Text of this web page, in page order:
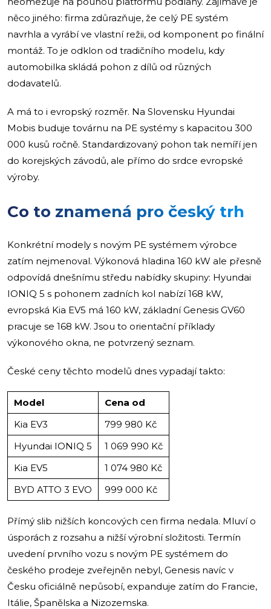
něco jiného: firma zdůrazňuje, že celý PE systém
navrhla a vyrábí ve vlastní režii, od komponent po finální
montáž. To je odklon od tradičního modelu, kdy
automobilka skládá pohon z dílů od různých
dodavatelů.
A má to i evropský rozměr. Na Slovensku Hyundai
Mobis buduje továrnu na PE systémy s kapacitou 300
000 kusů ročně. Standardizovaný pohon tak nemíří jen
do korejských závodů, ale přímo do srdce evropské
výroby.
Co to znamená pro český trh
Konkrétní modely s novým PE systémem výrobce
zatím nejmenoval. Výkonová hladina 160 kW ale přesně
odpovídá dnešnímu středu nabídky skupiny: Hyundai
IONIQ 5 s pohonem zadních kol nabízí 168 kW,
evropská Kia EV5 má 160 kW, základní Genesis GV60
pracuje se 168 kW. Jsou to orientační příklady
výkonového okna, ne potvrzený seznam.
České ceny těchto modelů dnes vypadají takto:
Model
Cena od
Kia EV3
799 980 Kč
Hyundai IONIQ 5
1 069 990 Kč
Kia EV5
1 074 980 Kč
BYD ATTO 3 EVO
999 000 Kč
Přímý slib nižších koncových cen firma nedala. Mluví o
úsporách z rozsahu a nižší výrobní složitosti. Termín
uvedení prvního vozu s novým PE systémem do
českého prodeje zveřejněn nebyl, Genesis navíc v
Česku oficiálně nepůsobí, expanduje zatím do Francie,
Itálie, Španělska a Nizozemska.